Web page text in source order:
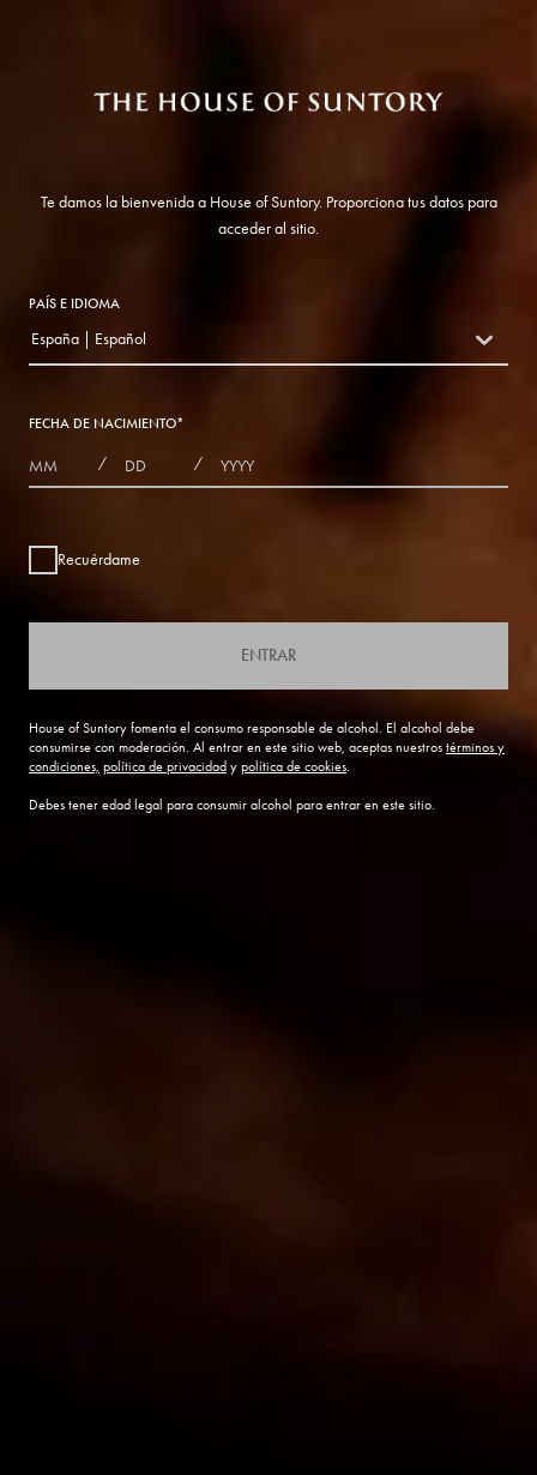
Te damos la bienvenida a House of Suntory. Proporciona tus datos para
acceder al sitio.
PAÍS E IDIOMA
countryDropdown
España | Español
FECHA DE NACIMIENTO*
MONTHS
/ DAYS / YEAR
Recuérdame
ENTRAR
House of Suntory fomenta el consumo responsable de alcohol. El alcohol debe
consumirse con moderación. Al entrar en este sitio web, aceptas nuestros términos y
condiciones, política de privacidad y política de cookies.
Debes tener edad legal para consumir alcohol para entrar en este sitio.